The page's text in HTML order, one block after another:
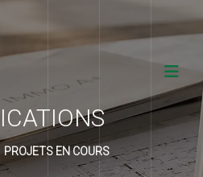
PROJETS EN COURS